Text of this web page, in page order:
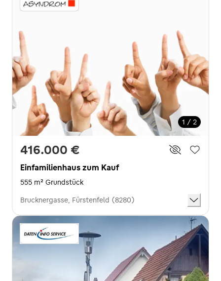
1 / 2
416.000 €
Einfamilienhaus zum Kauf
555 m² Grundstück
Brucknergasse, Fürstenfeld (8280)